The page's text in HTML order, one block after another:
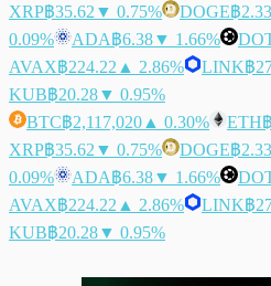
XRP฿35.62 ▼ 0.75% DOGE฿2.33
0.09%
ADA฿6.38▼ 1.66%
AVAX฿224.22 ▲ 2.86% LINK฿
KUB฿20.28▼ 0.95%
BTC฿2,117,020 ▲ 0.30% ETH
XRP฿35.62 ▼ 0.75% DOGE฿2.33
0.09%
ADA฿6.38▼ 1.66%
AVAX฿224.22 ▲ 2.86% LINK฿
KUB฿20.28▼ 0.95%